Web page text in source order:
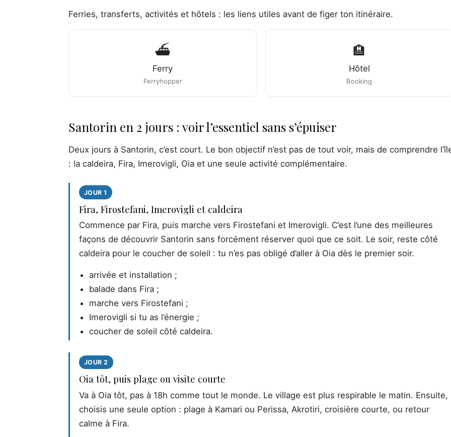
Ferries, transferts, activités et hôtels : les liens utiles avant de figer ton itinéraire.
⛴️
Ferry
Ferryhopper
🏨
Hôtel
Booking
Santorin en 2 jours : voir l’essentiel sans s’épuiser
Deux jours à Santorin, c’est court. Le bon objectif n’est pas de tout voir, mais de comprendre
: la caldeira, Fira, Imerovigli, Oia et une seule activité complémentaire.
JOUR 1
Fira, Firostefani, Imerovigli et caldeira
Commence par Fira, puis marche vers Firostefani et Imerovigli. C’est l’une des meilleures
façons de découvrir Santorin sans forcément réserver quoi que ce soit. Le soir, reste côté
caldeira pour le coucher de soleil : tu n’es pas obligé d’aller à Oia dès le premier soir.
arrivée et installation ;
balade dans Fira ;
marche vers Firostefani ;
Imerovigli si tu as l’énergie ;
coucher de soleil côté caldeira.
JOUR 2
Oia tôt, puis plage ou visite courte
Va à Oia tôt, pas à 18h comme tout le monde. Le village est plus respirable le matin. Ensuite,
choisis une seule option : plage à Kamari ou Perissa, Akrotiri, croisière courte, ou retour
calme à Fira.